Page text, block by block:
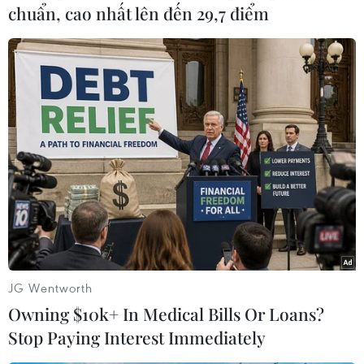
trợ cho các thỏa thuận, các thỏa ước lao động
tập thể có thể do người lao động hoặc do đại
diện cho người lao động ký kết trong quá trình
thương lượng với chủ sử dụng lao động. Nhà
nước phải quy định thang lương, bảng lương để
đăng ký kiểm tra kiểm soát như thế nào, hoặc
quy định về cách thức trả lương cũng là một
trong những vấn đề có thể xem xét trong quá
trình đảm bảo tính hợp lý trong trả tiền lương
cho người lao động.
Tôi thấy xung quanh vấn đề tiền lương vàtiền
lương tối thiểu
trình sửa đổi Luật Lao động lần này cũng phải
có một cái cụ thể hơn, phải rõ ràng hơn để
nhằm mục đích thỏa thuận của người lao động
chuẩn, cao nhất lên đến 29,7 điểm
JG Wentworth
Owning $10k+ In Medical Bills Or Loans?
Stop Paying Interest Immediately